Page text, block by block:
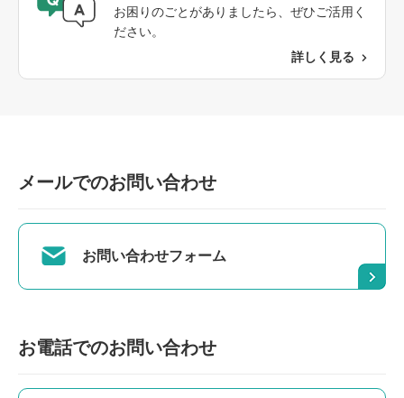
お困りのごとがありましたら、ぜひご活用く
ださい。
詳しく見る
メールでのお問い合わせ
お問い合わせフォーム
お電話でのお問い合わせ